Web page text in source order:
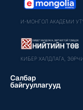
И-МОНГОЛ АКАДЕМИ
КИБЕР ХАЛДЛАГА,
Салбар
байгууллагууд